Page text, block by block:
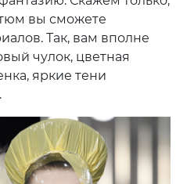
вы сможете
Так, вам вполне
чулок, цветная
яркие тени